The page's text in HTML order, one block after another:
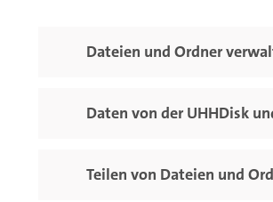
Dateien und Ordner
Daten von der UHHDisk
Teilen von Dateien und